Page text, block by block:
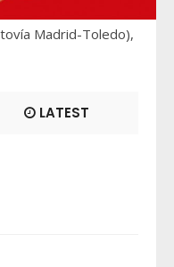
Madrid-Toledo),
LATEST